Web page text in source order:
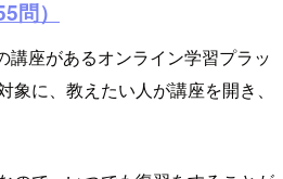
問）
講座があるオンライン学習プラッ
象に、教えたい人が講座を開き、